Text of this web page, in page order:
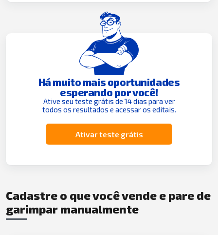
Há muito mais oportunidades
esperando por você!
Ative seu teste grátis de 14 dias para ver
todos os resultados e acessar os editais.
Ativar teste grátis
Cadastre o que você vende e pare de
garimpar manualmente